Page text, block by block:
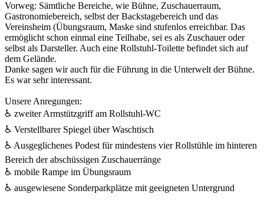
Vorweg: Sämtliche Bereiche, wie Bühne, Zuschauerraum,
Gastronomiebereich, selbst der Backstagebereich und das
Vereinsheim (Übungsraum, Maske sind stufenlos erreichbar. Das
ermöglicht schon einmal eine Teilhabe, sei es als Zuschauer oder
selbst als Darsteller. Auch eine Rollstuhl-Toilette befindet sich auf
dem Gelände.
Danke sagen wir auch für die Führung in die Unterwelt der Bühne.
Es war sehr interessant.
Unsere Anregungen:
♿️ zweiter Armstützgriff am Rollstuhl-WC
♿️ Verstellbarer Spiegel über Waschtisch
♿️ Ausgeglichenes Podest für mindestens vier Rollstühle im hinteren
Bereich der abschüssigen Zuschauerränge
♿️ mobile Rampe im Übungsraum
♿️ ausgewiesene Sonderparkplätze mit geeigneten Untergrund